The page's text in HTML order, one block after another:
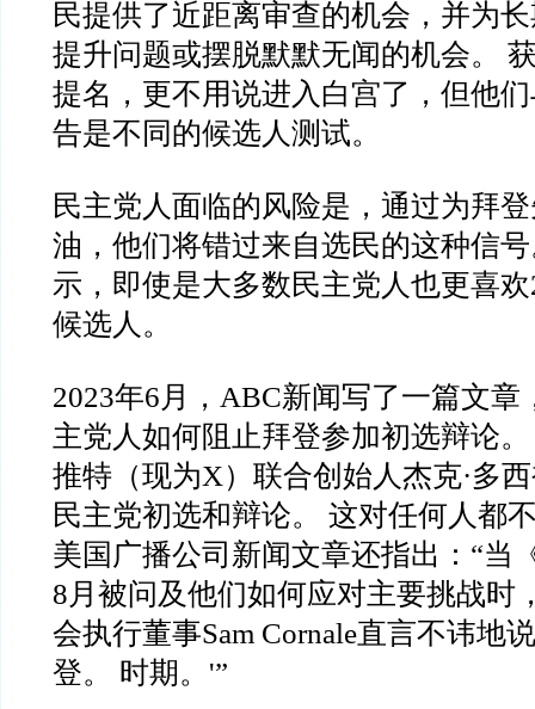
民提供了近距离审查的机会，并为
提升问题或摆脱默默无闻的机会。
提名，更不用说进入白宫了，但他
告是不同的候选人测试。
民主党人面临的风险是，通过为拜
油，他们将错过来自选民的这种信
示，即使是大多数民主党人也更喜
候选人。
2023年6月，ABC新闻写了一篇文章
主党人如何阻止拜登参加初选辩论
推特（现为X）联合创始人杰克·多
民主党初选和辩论。 这对任何人都
美国广播公司新闻文章还指出：“当
8月被问及他们如何应对主要挑战时
会执行董事Sam Cornale直言不讳地
登。 时期。'”